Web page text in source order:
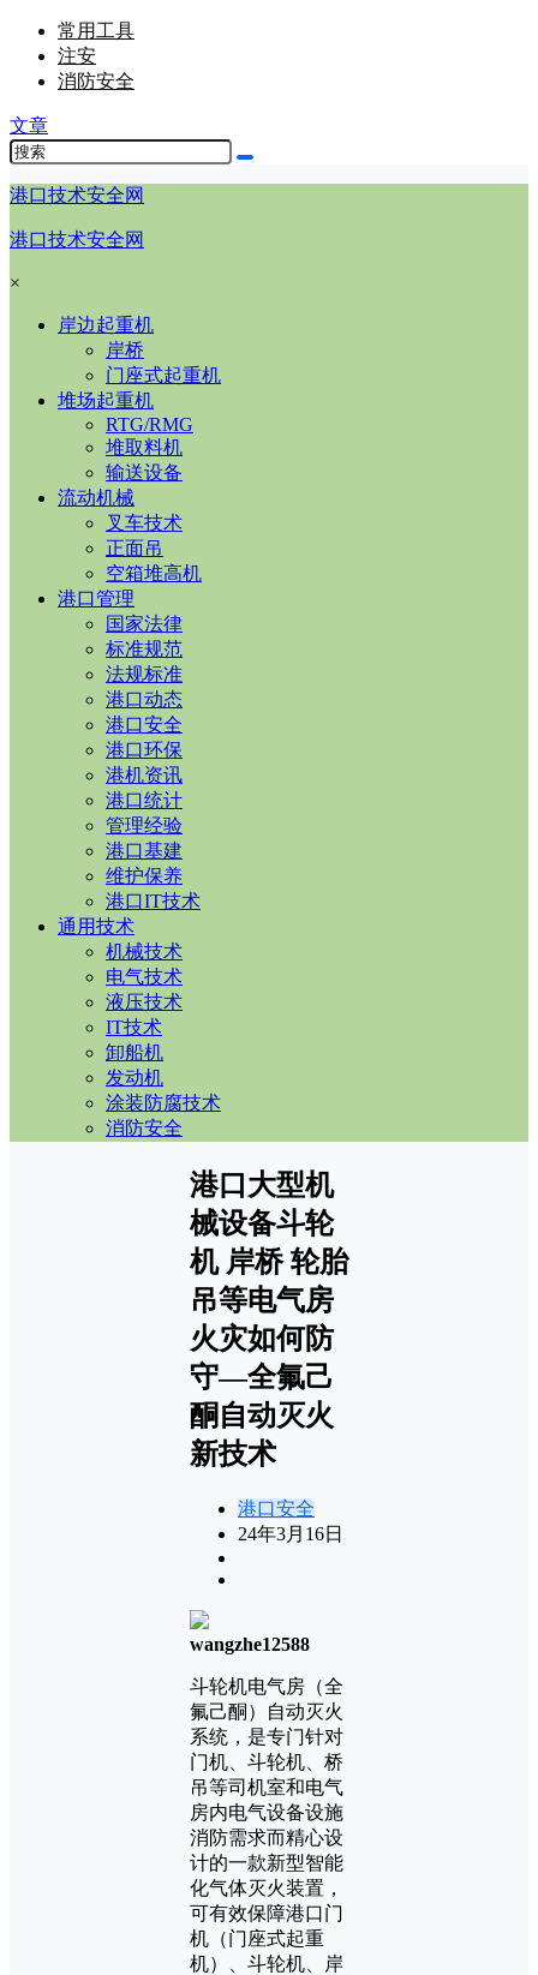
常用工具
注安
消防安全
文章
港口技术安全网
港口技术安全网
×
岸边起重机
岸桥
门座式起重机
堆场起重机
RTG/RMG
堆取料机
输送设备
流动机械
叉车技术
正面吊
空箱堆高机
港口管理
国家法律
标准规范
法规标准
港口动态
港口安全
港口环保
港机资讯
港口统计
管理经验
港口基建
维护保养
港口IT技术
通用技术
机械技术
电气技术
液压技术
IT技术
卸船机
发动机
涂装防腐技术
消防安全
港口大型机
械设备斗轮
机 岸桥 轮胎
吊等电气房
火灾如何防
守—全氟己
酮自动灭火
新技术
港口安全
24年3月16日
wangzhe12588
斗轮机电气房（全
氟己酮）自动灭火
系统，是专门针对
门机、斗轮机、桥
吊等司机室和电气
房内电气设备设施
消防需求而精心设
计的一款新型智能
化气体灭火装置，
可有效保障港口门
机（门座式起重
机）、斗轮机、岸